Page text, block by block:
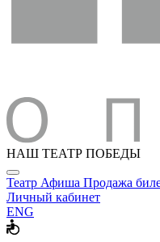
НАШ ТЕАТР ПОБЕДЫ
Театр Афиша Продажа
Личный кабинет
ENG